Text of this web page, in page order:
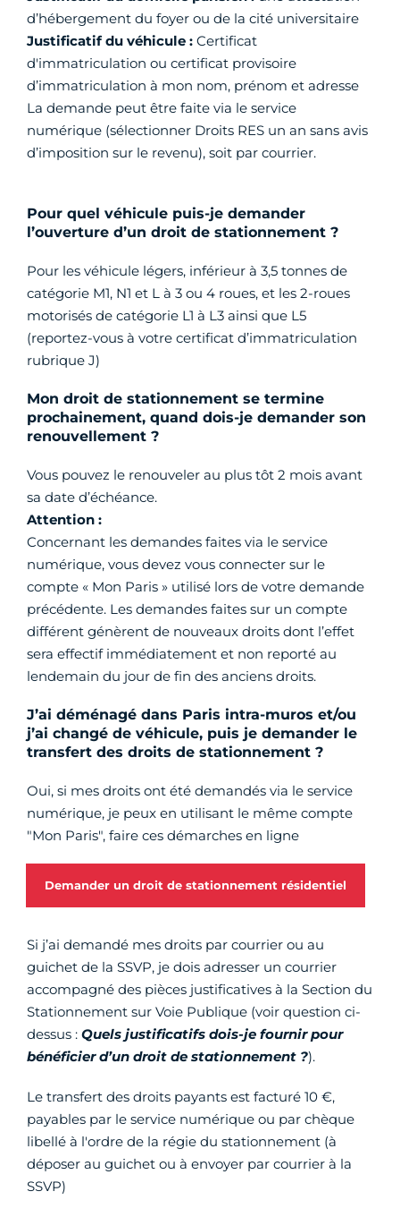
d’hébergement du foyer ou de la cité universitaire
Justificatif du véhicule : Certificat
d'immatriculation ou certificat provisoire
d’immatriculation à mon nom, prénom et adresse
La demande peut être faite via le service
numérique (sélectionner Droits RES un an sans avis
d’imposition sur le revenu), soit par courrier.
Pour quel véhicule puis-je demander
l’ouverture d’un droit de stationnement ?
Pour les véhicule légers, inférieur à 3,5 tonnes de
catégorie M1, N1 et L à 3 ou 4 roues, et les 2-roues
motorisés de catégorie L1 à L3 ainsi que L5
(reportez-vous à votre certificat d’immatriculation
rubrique J)
Mon droit de stationnement se termine
prochainement, quand dois-je demander son
renouvellement ?
Vous pouvez le renouveler au plus tôt 2 mois avant
sa date d’échéance.
Attention :
Concernant les demandes faites via le service
numérique, vous devez vous connecter sur le
compte « Mon Paris » utilisé lors de votre demande
précédente. Les demandes faites sur un compte
différent génèrent de nouveaux droits dont l’effet
sera effectif immédiatement et non reporté au
lendemain du jour de fin des anciens droits.
J’ai déménagé dans Paris intra-muros et/ou
j’ai changé de véhicule, puis je demander le
transfert des droits de stationnement ?
Oui, si mes droits ont été demandés via le service
numérique, je peux en utilisant le même compte
"Mon Paris", faire ces démarches en ligne
Demander un droit de stationnement résidentiel
Si j’ai demandé mes droits par courrier ou au
guichet de la SSVP, je dois adresser un courrier
accompagné des pièces justificatives à la Section du
Stationnement sur Voie Publique (voir question ci-
dessus : Quels justificatifs dois-je fournir pour
bénéficier d’un droit de stationnement ?).
Le transfert des droits payants est facturé 10 €,
payables par le service numérique ou par chèque
libellé à l'ordre de la régie du stationnement (à
déposer au guichet ou à envoyer par courrier à la
SSVP)